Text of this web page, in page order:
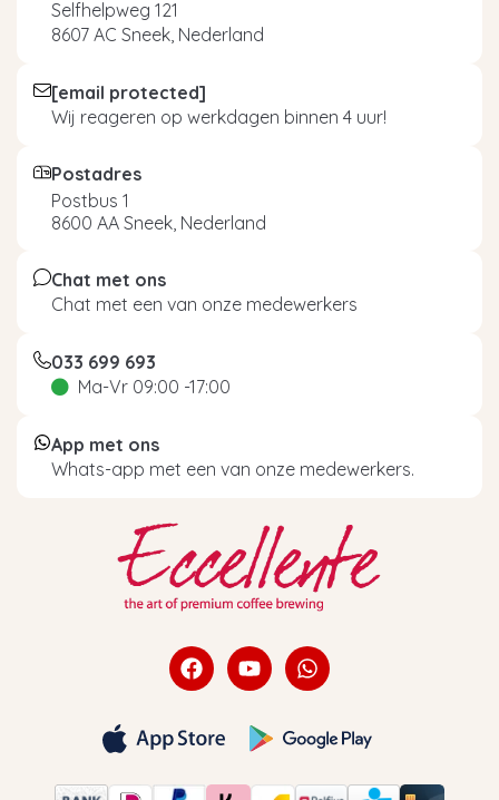
Selfhelpweg 121
8607 AC Sneek, Nederland
[email protected]
Wij reageren op werkdagen binnen 4 uur!
Postadres
Postbus 1
8600 AA Sneek, Nederland
Chat met ons
Chat met een van onze medewerkers
033 699 693
Ma-Vr 09:00 -17:00
App met ons
Whats-app met een van onze medewerkers.